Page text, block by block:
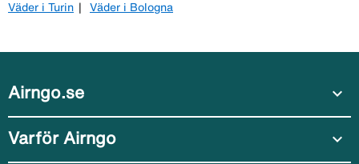
Väder i Turin
Väder i Bologna
Airngo.se expand_more
Varför Airngo expand_more